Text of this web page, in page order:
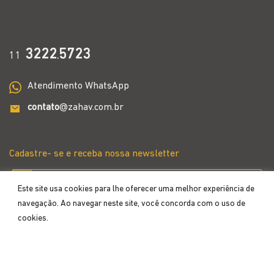
Este site usa cookies para lhe oferecer uma melhor experiência de
navegação. Ao navegar neste site, você concorda com o uso de
cookies.
11 3222.5723
Atendimento WhatsApp
contato@zahav.com.br
Cadastre- se e receba nossa newsletter